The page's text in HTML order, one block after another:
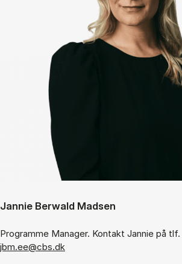
Jannie Berwald Madsen
Programme Manager. Kontakt Jannie på tlf.
jbm.ee@cbs.dk